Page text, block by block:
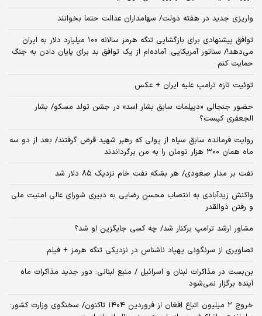
واریزی جدید در هفته دولت/ سهامداران عدالت حتما بخوانند
توافق پیشنهادی برای بازگشایی تنگه هرمز سالانه ۱۰۰ میلیارد دلار به ایران
می‌دهد!/ سناتور آمریکایی: آماده‌ام از یک توافق بد برای پایان دادن به جنگ
حمایت کنم
توئیت تازه ترامپ علیه ایران + عکس
حضور جنجالی «دیپلمات سابق بشار اسد» در جشن تولد مسکو/ بشار
الجعفری کیست؟
روایت فرمانده سابق سپاه از پولی که رهبر شهید قرض گرفتند/ بعد از دو سه
ماه همان ۳۰۰ هزار تومان را به من برگرداندند
نفت بر مدار صعودی/ هر بشکه نفت خام نزدیک ۸۵ دلار شد
واکنش زیدآبادی به انتصاب محسن رضایی به دبیری شورای عالی امنیت ملی
و رفتن ذوالقدر
مشاور ارشد ترامپ برکنار شد/ چه کسی جایگزین او شد؟
تصاویری از سرنگونی پهپاد ناشناس در نزدیکی تنگه هرمز + فیلم
بن‌بست در مذاکرات لبنان و اسرائیل / منبع لبنانی: دور جدید مذاکرات ماه
آینده برگزار نمی‌شود
خروج ۲ میلیون اتباع افغان از فروردین ۱۴۰۴ تاکنون/ سخنگوی وزارت کشور: